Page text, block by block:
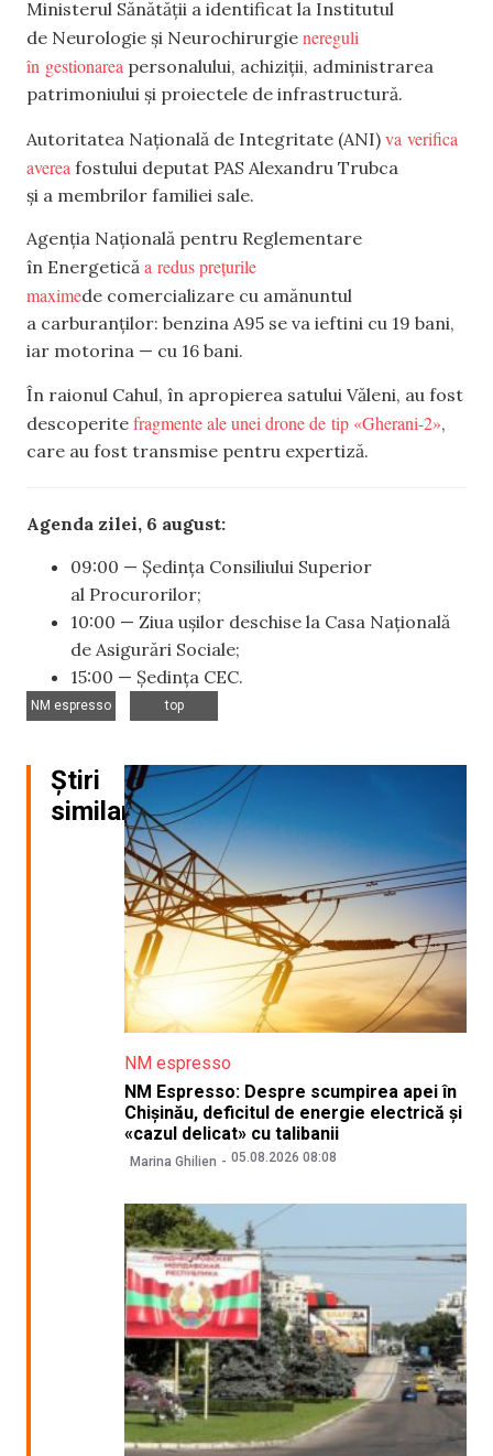
Ministerul Sănătății a identificat la Institutul
de Neurologie și Neurochirurgie nereguli
în gestionarea personalului, achiziții, administrarea
patrimoniului și proiectele de infrastructură.
Autoritatea Națională de Integritate (ANI) va verifica
averea fostului deputat PAS Alexandru Trubca
și a membrilor familiei sale.
Agenția Națională pentru Reglementare
în Energetică a redus prețurile
maximede comercializare cu amănuntul
a carburanților: benzina A95 se va ieftini cu 19 bani,
iar motorina — cu 16 bani.
În raionul Cahul, în apropierea satului Văleni, au fost
descoperite fragmente ale unei drone de tip «Gherani-2»,
care au fost transmise pentru expertiză.
Agenda zilei, 6 august:
09:00 — Ședința Consiliului Superior
al Procurorilor;
10:00 — Ziua ușilor deschise la Casa Națională
de Asigurări Sociale;
15:00 — Ședința CEC.
NM espresso
top
Știri
similare
NM espresso
NM Espresso: Despre scumpirea apei în
Chișinău, deficitul de energie electrică și
«cazul delicat» cu talibanii
Marina Ghilien 05.08.2026 08:08